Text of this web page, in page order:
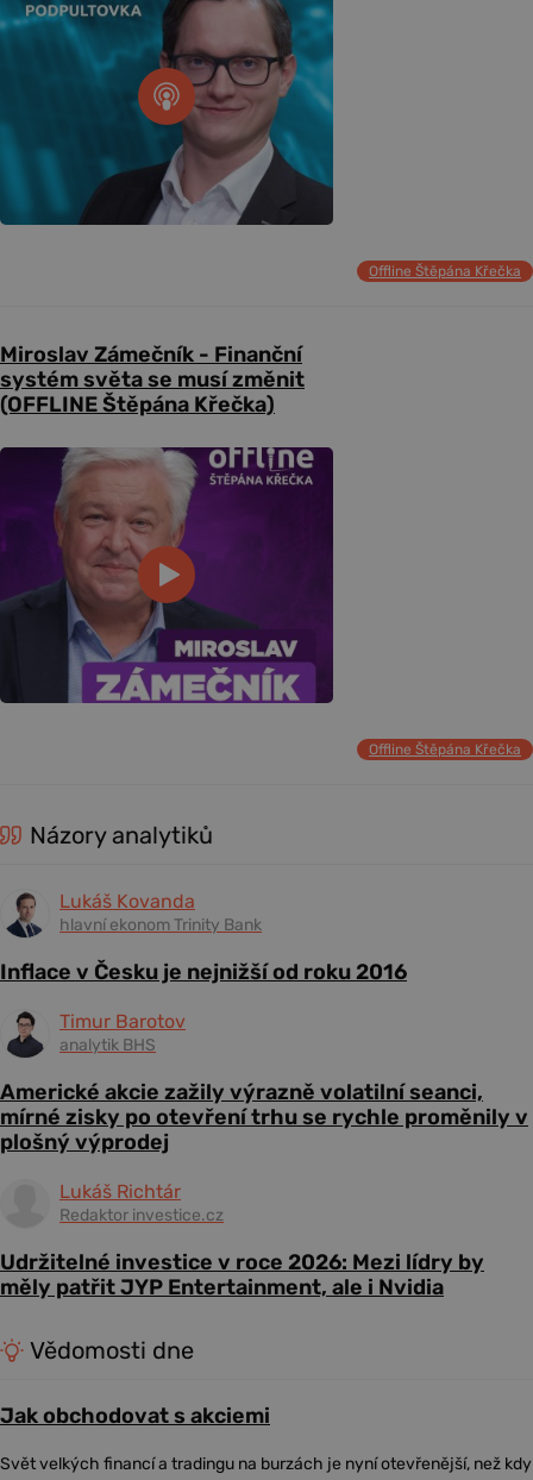
Offline Štěpána Křečka
Miroslav Zámečník - Finanční
systém světa se musí změnit
(OFFLINE Štěpána Křečka)
Offline Štěpána Křečka
Názory analytiků
Lukáš Kovanda
hlavní ekonom Trinity Bank
Inflace v Česku je nejnižší od roku 2016
Timur Barotov
analytik BHS
Americké akcie zažily výrazně volatilní seanci,
mírné zisky po otevření trhu se rychle proměnily v
plošný výprodej
Lukáš Richtár
Redaktor investice.cz
Udržitelné investice v roce 2026: Mezi lídry by
měly patřit JYP Entertainment, ale i Nvidia
Vědomosti dne
Jak obchodovat s akciemi
Svět velkých financí a tradingu na burzách je nyní otevřenější, než kdy